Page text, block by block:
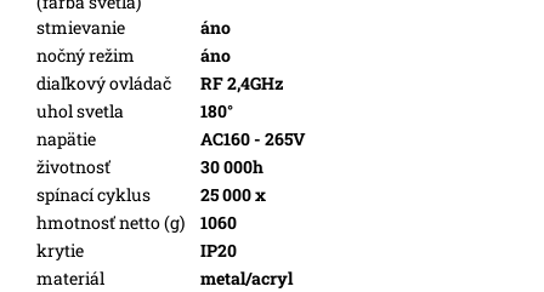
stmievanie
áno
nočný režim
áno
diaľkový ovládač
RF 2,4GHz
uhol svetla
180°
napätie
AC160 - 265V
životnosť
30 000h
spínací cyklus
25 000 x
hmotnosť netto (g)
1060
krytie
IP20
materiál
metal/acryl